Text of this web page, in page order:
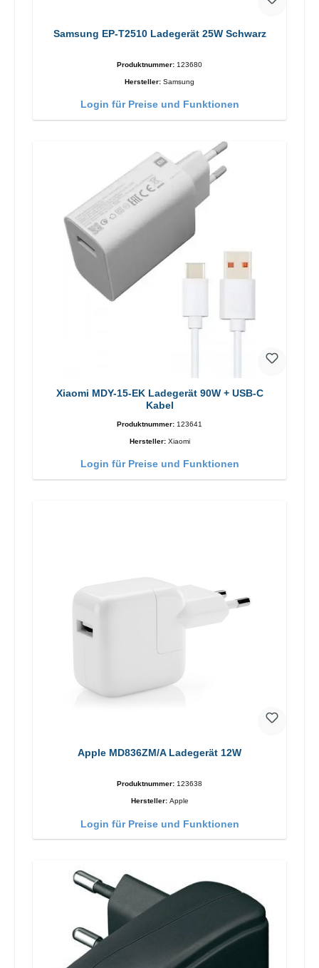
Samsung EP-T2510 Ladegerät 25W Schwarz
Produktnummer: 123680
Hersteller: Samsung
Login für Preise und Funktionen
Xiaomi MDY-15-EK Ladegerät 90W + USB-C
Kabel
Produktnummer: 123641
Hersteller: Xiaomi
Login für Preise und Funktionen
Apple MD836ZM/A Ladegerät 12W
Produktnummer: 123638
Hersteller: Apple
Login für Preise und Funktionen